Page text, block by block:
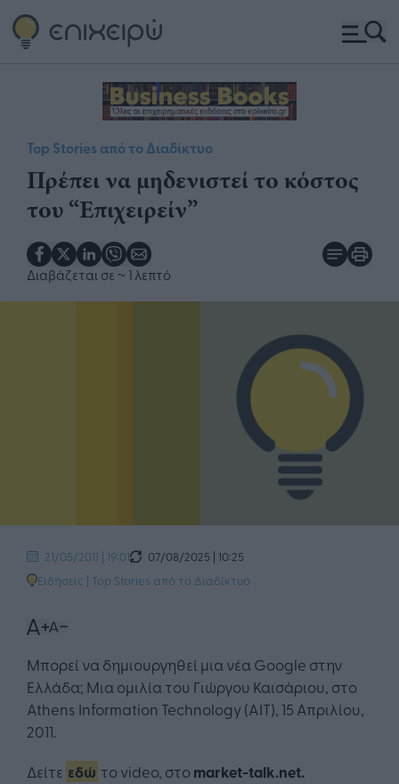
Top Stories από το Διαδίκτυο
Πρέπει να μηδενιστεί το κόστος
του “Επιχειρείν”
Διαβάζεται σε ~ 1 λεπτό
21/05/2011 | 19:01
07/08/2025 | 10:25
Ειδήσεις | Top Stories από το Διαδίκτυο
Μπορεί να δημιουργηθεί μια νέα Google στην
Ελλάδα; Μια ομιλία του Γιώργου Καισάριου, στο
Athens Information Technology (AIT), 15 Απριλίου,
2011.
Δείτε εδώ το video, στο market-talk.net.